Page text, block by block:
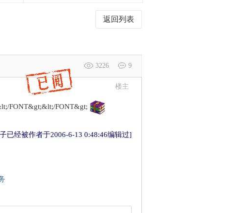
返回列表
3226 9
楼主
FONT&gt;&lt;/FONT&gt;
已经被作者于2006-6-13 0:48:46编辑过]